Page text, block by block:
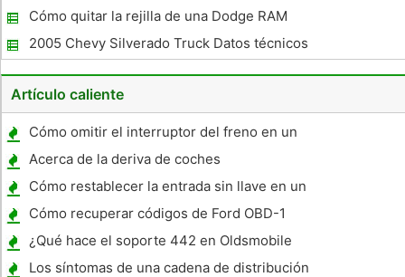
estacionamiento en un Toyota Pickup 1987
Cómo quitar la rejilla de una Dodge RAM
2005 Chevy Silverado Truck Datos técnicos
Artículo caliente
Cómo omitir el interruptor del freno en un
Clarion Vz409 receptor de audio de coche
multimedia VZ409
Acerca de la deriva de coches
Cómo restablecer la entrada sin llave en un
Ford Mustang 1995
Cómo recuperar códigos de Ford OBD-1
¿Qué hace el soporte 442 en Oldsmobile
442 Car?
Los síntomas de una cadena de distribución